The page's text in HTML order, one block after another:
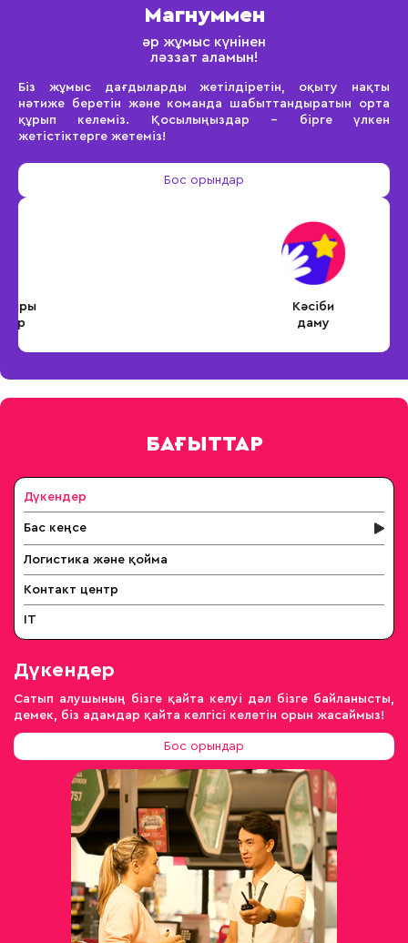
Магнуммен
әр жұмыс күнінен
ләззат аламын!
Біз жұмыс дағдыларды жетілдіретін, оқыту нақты
нәтиже беретін және команда шабыттандыратын орта
құрып келеміз. Қосылыңыздар – бірге үлкен
жетістіктерге жетеміз!
Бос орындар
БАҒЫТТАР
Дүкендер
Бас кеңсе
Логистика және қойма
Контакт центр
IT
Дүкендер
Сатып алушының бізге қайта келуі дәл бізге байланысты,
демек, біз адамдар қайта келгісі келетін орын жасаймыз!
Бос орындар